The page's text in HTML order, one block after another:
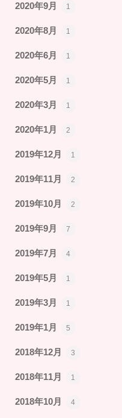
2020年9月 1
2020年8月 1
2020年6月 1
2020年5月 1
2020年3月 1
2020年1月 2
2019年12月 1
2019年11月 2
2019年10月 2
2019年9月 7
2019年7月 4
2019年5月 1
2019年3月 1
2019年1月 5
2018年12月 3
2018年11月 1
2018年10月 4